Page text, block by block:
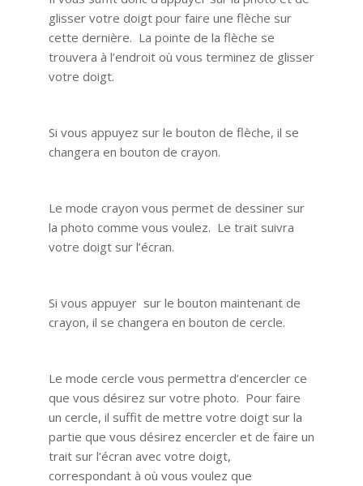
glisser votre doigt pour faire une flèche sur
cette dernière. La pointe de la flèche se
trouvera à l’endroit où vous terminez de glisser
votre doigt.
Si vous appuyez sur le bouton de flèche, il se
changera en bouton de crayon.
Le mode crayon vous permet de dessiner sur
la photo comme vous voulez. Le trait suivra
votre doigt sur l’écran.
Si vous appuyer sur le bouton maintenant de
crayon, il se changera en bouton de cercle.
Le mode cercle vous permettra d’encercler ce
que vous désirez sur votre photo. Pour faire
un cercle, il suffit de mettre votre doigt sur la
partie que vous désirez encercler et de faire un
trait sur l’écran avec votre doigt,
correspondant à où vous voulez que